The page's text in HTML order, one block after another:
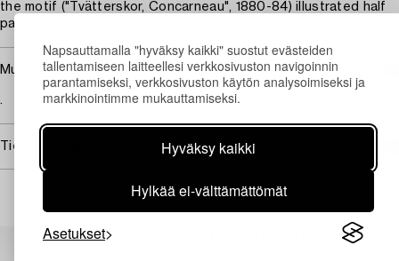
Napsauttamalla "hyväksy kaikki" suostut evästeiden
tallentamiseen laitteellesi verkkosivuston navigoinnin
parantamiseksi, verkkosivuston käytön analysoimiseksi ja
markkinointimme mukauttamiseksi.
Hyväksy kaikki
Hylkää ei-välttämättömät
Asetukset
the motif ("Tvätterskor, Concarneau", 1880-84) illustrated half
page, p. 37.
Muut tiedot
.
Tietoa ostamisesta
Muiden katsomia kohteita